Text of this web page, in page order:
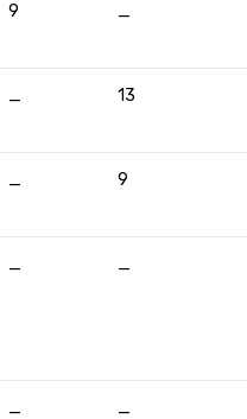
9 _
_ 13
_ 9
_ _
_ _